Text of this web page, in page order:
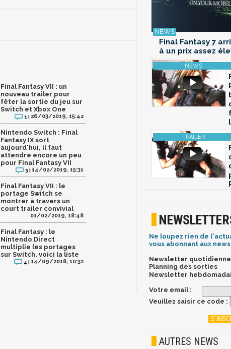
Final Fantasy VII : un
nouveau trailer pour
fêter la sortie du jeu sur
Switch et Xbox One
1 | 26/03/2019, 15:42
Nintendo Switch : Final
Fantasy IX sort
aujourd'hui, il faut
attendre encore un peu
pour Final Fantasy VII
3 |14/02/2019, 15:31
Final Fantasy VII : le
portage Switch se
montrer à travers un
court trailer convivial
01/02/2019, 18:48
Final Fantasy : le
Nintendo Direct
multiplie les portages
sur Switch, voici la liste
4 |14/09/2018, 10:32
Final Fantasy 7
à un prix assez
Ne loupez rien de
vous abonnant aux
Newsletter quotidienne
Planning des sorties
Newsletter
Votre email :
Veuillez saisir ce code :
AUTRES NEWS